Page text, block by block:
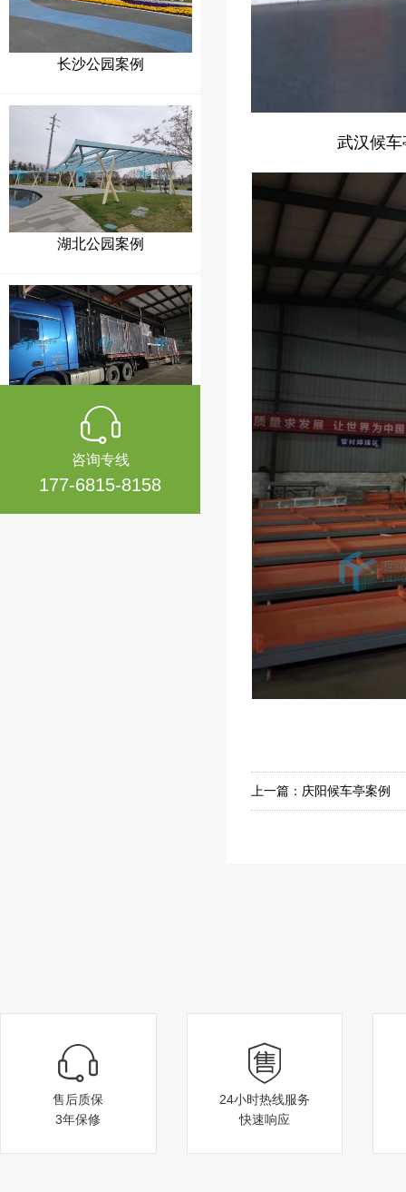
长沙公园案例
湖北公园案例
扬州候车亭第四批发货
庆阳候车亭案例
咨询专线
177-6815-8158
武汉候车
上一篇： 庆阳候车亭案例
售后质保
3年保修
24小时热线服务
快速响应